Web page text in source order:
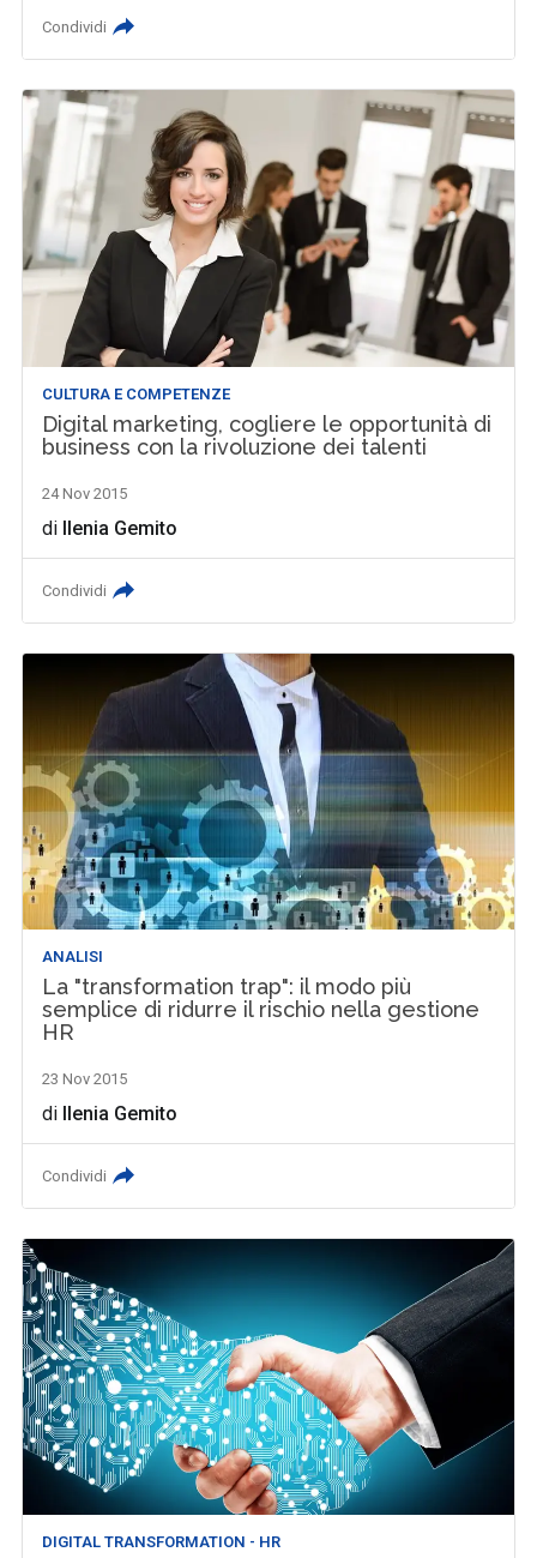
Condividi
CULTURA E COMPETENZE
Digital marketing, cogliere le opportunità di
business con la rivoluzione dei talenti
24 Nov 2015
di Ilenia Gemito
Condividi
ANALISI
La "transformation trap": il modo più
semplice di ridurre il rischio nella gestione
HR
23 Nov 2015
di Ilenia Gemito
Condividi
DIGITAL TRANSFORMATION - HR